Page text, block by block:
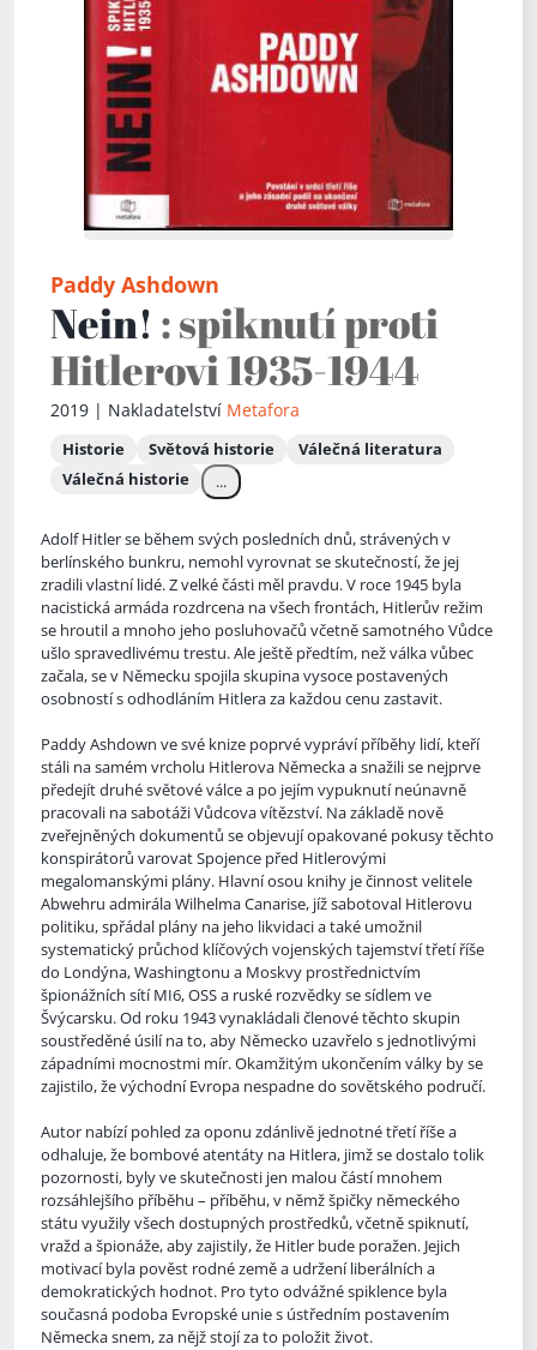
Paddy Ashdown
Nein! : spiknutí proti
Hitlerovi 1935-1944
2019 | Nakladatelství Metafora
Historie Světová historie
Válečná literatura
Válečná historie
...
Adolf Hitler se během svých posledních dnů, strávených v
berlínského bunkru, nemohl vyrovnat se skutečností, že jej
zradili vlastní lidé. Z velké části měl pravdu. V roce 1945 byla
nacistická armáda rozdrcena na všech frontách, Hitlerův režim
se hroutil a mnoho jeho posluhovačů včetně samotného Vůdce
ušlo spravedlivému trestu. Ale ještě předtím, než válka vůbec
začala, se v Německu spojila skupina vysoce postavených
osobností s odhodláním Hitlera za každou cenu zastavit.
Paddy Ashdown ve své knize poprvé vypráví příběhy lidí, kteří
stáli na samém vrcholu Hitlerova Německa a snažili se nejprve
předejít druhé světové válce a po jejím vypuknutí neúnavně
pracovali na sabotáži Vůdcova vítězství. Na základě nově
zveřejněných dokumentů se objevují opakované pokusy těchto
konspirátorů varovat Spojence před Hitlerovými
megalomanskými plány. Hlavní osou knihy je činnost velitele
Abwehru admirála Wilhelma Canarise, jíž sabotoval Hitlerovu
politiku, spřádal plány na jeho likvidaci a také umožnil
systematický průchod klíčových vojenských tajemství třetí říše
do Londýna, Washingtonu a Moskvy prostřednictvím
špionážních sítí MI6, OSS a ruské rozvědky se sídlem ve
Švýcarsku. Od roku 1943 vynakládali členové těchto skupin
soustředěné úsilí na to, aby Německo uzavřelo s jednotlivými
západními mocnostmi mír. Okamžitým ukončením války by se
zajistilo, že východní Evropa nespadne do sovětského područí.
Autor nabízí pohled za oponu zdánlivě jednotné třetí říše a
odhaluje, že bombové atentáty na Hitlera, jimž se dostalo tolik
pozornosti, byly ve skutečnosti jen malou částí mnohem
rozsáhlejšího příběhu – příběhu, v němž špičky německého
státu využily všech dostupných prostředků, včetně spiknutí,
vražd a špionáže, aby zajistily, že Hitler bude poražen. Jejich
motivací byla pověst rodné země a udržení liberálních a
demokratických hodnot. Pro tyto odvážné spiklence byla
současná podoba Evropské unie s ústředním postavením
Německa snem, za nějž stojí za to položit život.